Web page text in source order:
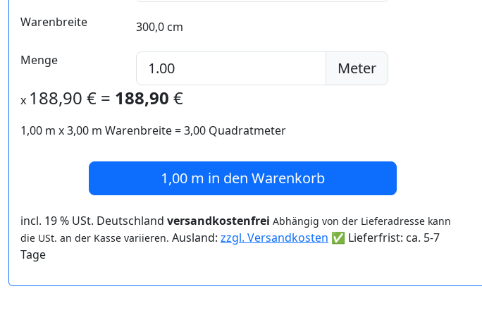
Warenbreite 300,0 cm
Menge Meter
x 188,90 € = 188,90 €
1,00 m x3,00 m Warenbreite =3,00 Quadratmeter
1,00 m in den Warenkorb
incl. 19 % USt. Deutschland versandkostenfrei Abhängig von der Lieferadresse kann
die USt. an der Kasse variieren. Ausland: zzgl. Versandkosten ✅ Lieferfrist: ca. 5-7
Tage